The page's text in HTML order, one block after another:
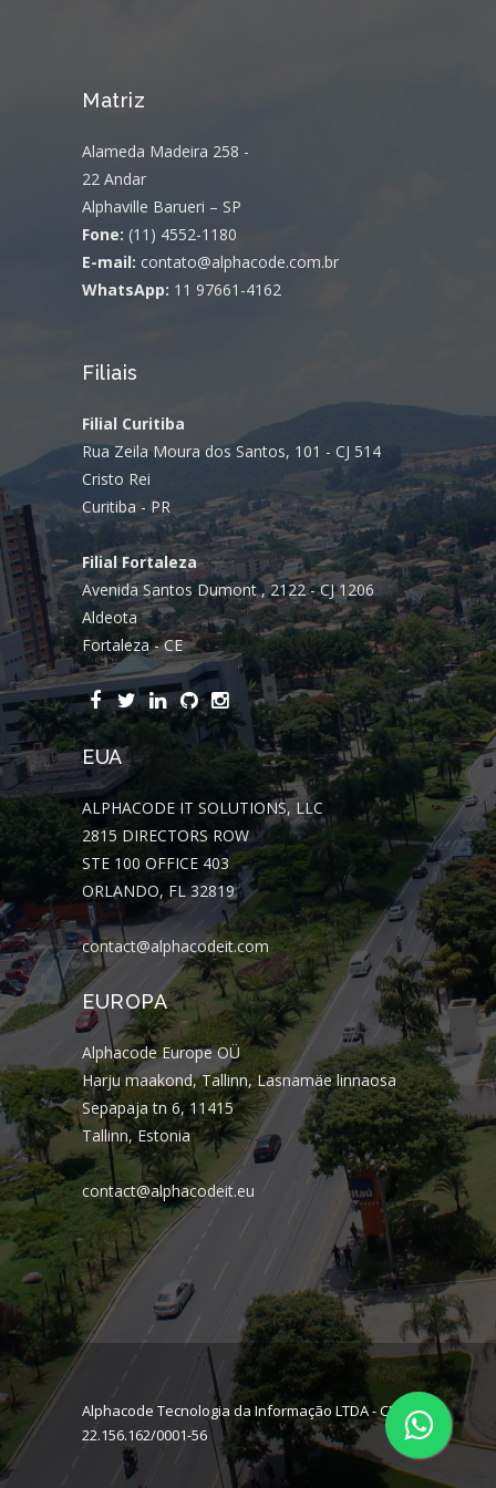
Matriz
Alameda Madeira 258 -
22 Andar
Alphaville Barueri – SP
Fone: (11) 4552-1180
E-mail: contato@alphacode.com.br
WhatsApp: 11 97661-4162
Filiais
Filial Curitiba
Rua Zeila Moura dos Santos, 101 - CJ 514
Cristo Rei
Curitiba - PR
Filial Fortaleza
Avenida Santos Dumont , 2122 - CJ 1206
Aldeota
Fortaleza - CE
EUA
ALPHACODE IT SOLUTIONS, LLC
2815 DIRECTORS ROW
STE 100 OFFICE 403
ORLANDO, FL 32819
contact@alphacodeit.com
EUROPA
Alphacode Europe OÜ
Harju maakond, Tallinn, Lasnamäe linnaosa
Sepapaja tn 6, 11415
Tallinn, Estonia
contact@alphacodeit.eu
Alphacode Tecnologia da Informação LTDA - CNPJ:
22.156.162/0001-56